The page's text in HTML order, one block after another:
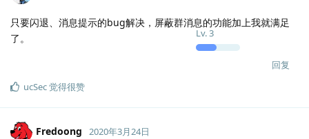
Lv.3
只要闪退、消息提示的bug解决，屏蔽群消息的功能加上我就满足
了。
回复
ucSec觉得很赞
Fredoong 2020年3月24日